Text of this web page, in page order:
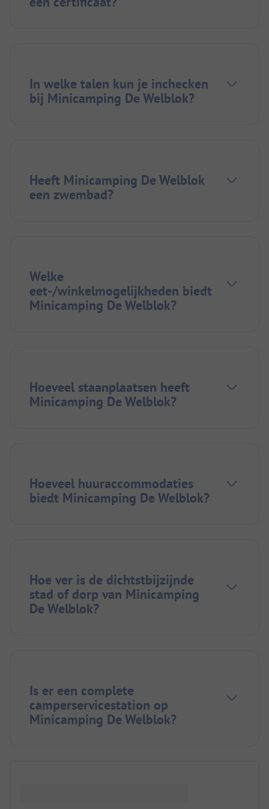
In welke talen kun je inchecken
bij Minicamping De Welblok?
Heeft Minicamping De Welblok
een zwembad?
Welke
eet-/winkelmogelijkheden biedt
Minicamping De Welblok?
Hoeveel staanplaatsen heeft
Minicamping De Welblok?
Hoeveel huuraccommodaties
biedt Minicamping De Welblok?
Hoe ver is de dichtstbijzijnde
stad of dorp van Minicamping
De Welblok?
Is er een complete
camperservicestation op
Minicamping De Welblok?